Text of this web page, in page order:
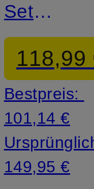
Set
118,99
Bestpreis:
101,14 €
149,95 €